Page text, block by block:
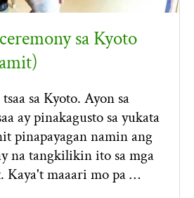
sa Kyoto
sa Kyoto. Ayon sa
ay pinakagusto sa yukata
pinapayagan namin ang
na tangkilikin ito sa mga
Kaya't maaari mo pa …